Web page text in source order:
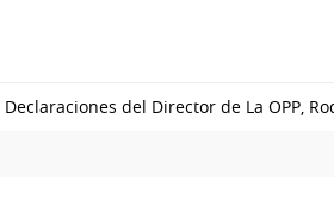
Declaraciones del Director de La OPP,